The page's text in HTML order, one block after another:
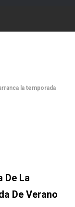
la temporada
De La
De Verano